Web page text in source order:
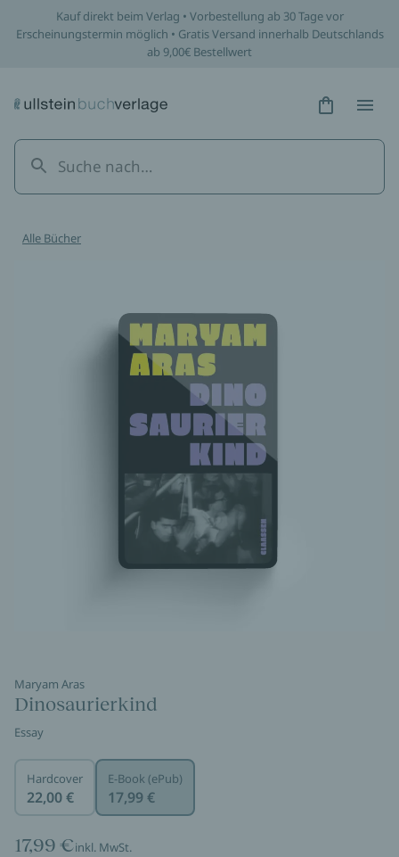
Kauf direkt beim Verlag • Vorbestellung ab 30 Tage vor
Erscheinungstermin möglich • Gratis Versand innerhalb Deutschlands
ab 9,00€ Bestellwert
Hidden
Alle Bücher
Maryam Aras
Dinosaurierkind
Essay
Hardcover
22,00 €
E-Book (ePub)
17,99 €
17,99 €inkl. MwSt.